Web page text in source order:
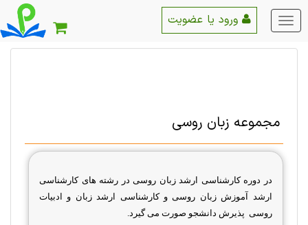
منو
اصلی
مجموعه زبان روسی
در دوره کارشناسی ارشد زبان روسی در رشته های کارشناسی
ارشد آموزش زبان روسی و کارشناسی ارشد زبان و ادبیات
روسی پذیرش دانشجو صورت می گیرد.